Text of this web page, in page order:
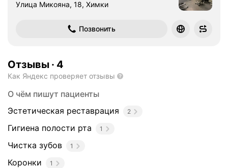
Улица Микояна, 18, Химки
Позвонить
Отзывы · 4
Как Яндекс проверяет отзывы
О чём пишут пациенты
Эстетическая реставрация
2
Гигиена полости рта 1
Чистка зубов 1
Коронки 1